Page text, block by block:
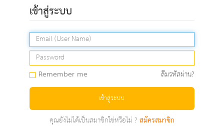
เข้าสู่ระบบ
Remember me ลืมรหัสผ่าน?
เข้าสู่ระบบ
คุณยังไม่ได้เป็นสมาชิกใช่หรือไม่ ?สมัครสมาชิก